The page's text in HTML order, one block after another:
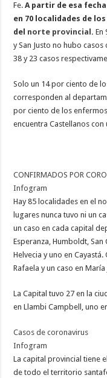
Fe.A partir de esa
en 70 localidades de
del norte provincial. En
y San Justo no hubo
38 y 23 casos
Solo un 14 por ciento de
corresponden al
por ciento de los
encuentra Castellanos
CONFIRMADOS POR
Infogram
Hay 85 localidades en el
lugares nunca tuvo ni un
un caso en cada capital
Esperanza, Humboldt, San
Helvecia y uno en
Rafaela y un caso en María
La Capital tuvo 27 en la
en Llambi Campbell, uno
Casos de coronavirus
Infogram
La capital provincial tiene
de todo el territorio